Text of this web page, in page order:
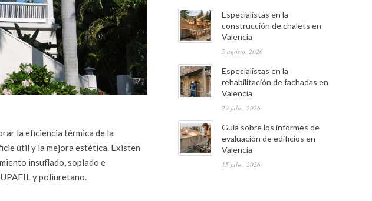
la eficiencia térmica de la
útil y la mejora estética. Existen
insuflado, soplado e
y poliuretano.
Especialistas en la
construcción de chalets en
Valencia
5 agosto, 2026
Especialistas en la
rehabilitación de fachadas en
Valencia
29 julio, 2026
Guía sobre los informes de
evaluación de edificios en
Valencia
15 julio, 2026